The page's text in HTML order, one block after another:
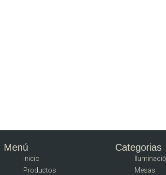
Menú
Inicio
Productos
Categorias
Mesas